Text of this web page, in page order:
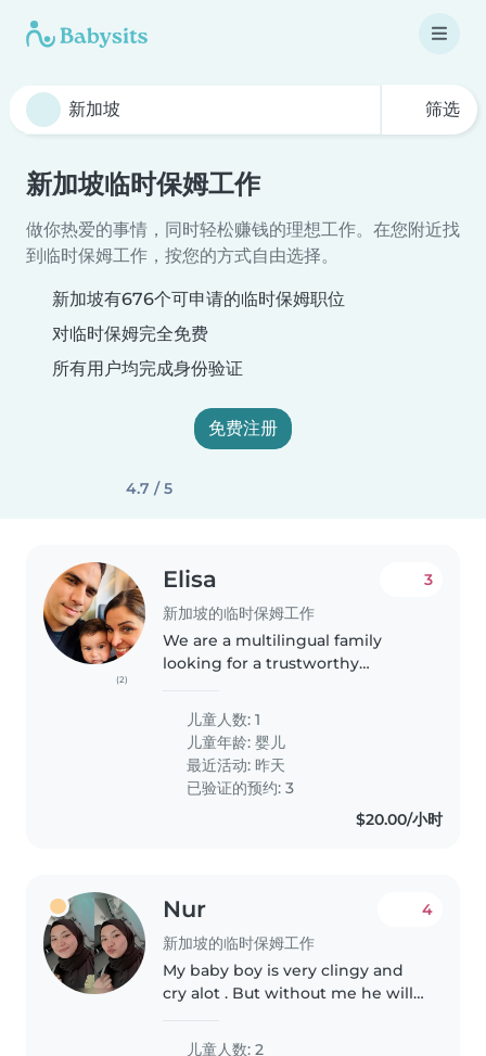
筛选
新加坡临时保姆工作
做你热爱的事情，同时轻松赚钱的理想工作。在您附近找
到临时保姆工作，按您的方式自由选择。
新加坡有676个可申请的临时保姆职位
对临时保姆完全免费
所有用户均完成身份验证
免费注册
4.7 / 5
(2)
Elisa
新加坡的临时保姆工作
3
We are a multilingual family
looking for a trustworthy
affectionate, and curious 7
months-old baby. We need
someone who is comfortable
with cooking..
儿童人数: 1
儿童年龄:婴儿
最近活动: 昨天
已验证的预约: 3
$20.00/小时
Nur
新加坡的临时保姆工作
4
My baby boy is very clingy and
cry alot . But without me he will
abit of shy . Currently need a
儿童人数: 2